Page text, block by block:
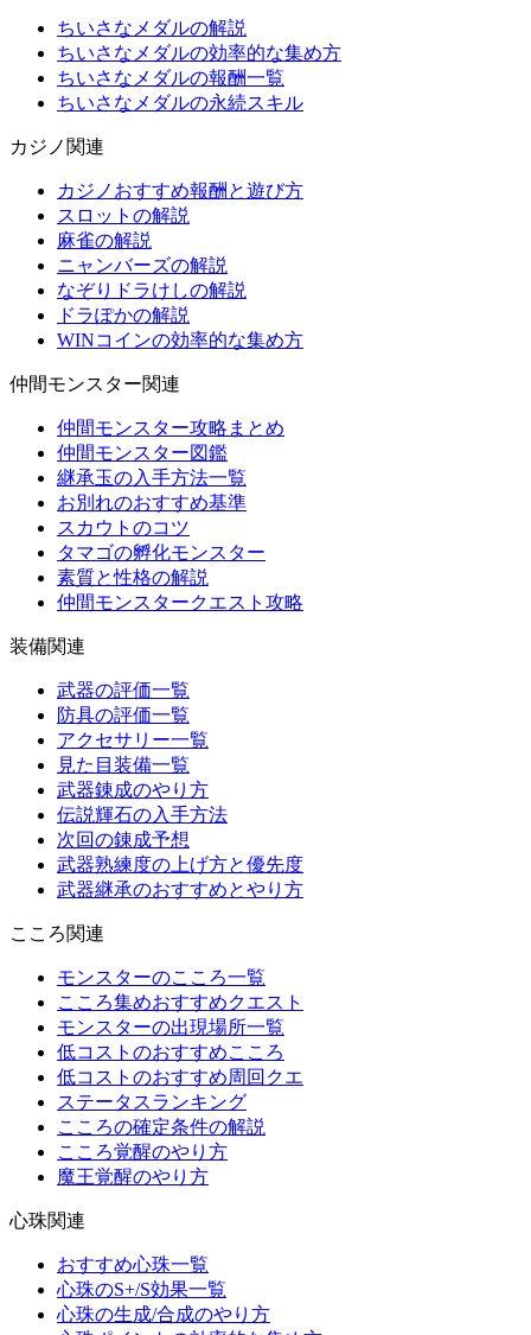
ちいさなメダルの解説
ちいさなメダルの効率的な集め方
ちいさなメダルの報酬一覧
ちいさなメダルの永続スキル
カジノ関連
カジノおすすめ報酬と遊び方
スロットの解説
麻雀の解説
ニャンバーズの解説
なぞりドラけしの解説
ドラぽかの解説
WINコインの効率的な集め方
仲間モンスター関連
仲間モンスター攻略まとめ
仲間モンスター図鑑
継承玉の入手方法一覧
お別れのおすすめ基準
スカウトのコツ
タマゴの孵化モンスター
素質と性格の解説
仲間モンスタークエスト攻略
装備関連
武器の評価一覧
防具の評価一覧
アクセサリー一覧
見た目装備一覧
武器錬成のやり方
伝説輝石の入手方法
次回の錬成予想
武器熟練度の上げ方と優先度
武器継承のおすすめとやり方
こころ関連
モンスターのこころ一覧
こころ集めおすすめクエスト
モンスターの出現場所一覧
低コストのおすすめこころ
低コストのおすすめ周回クエ
ステータスランキング
こころの確定条件の解説
こころ覚醒のやり方
魔王覚醒のやり方
心珠関連
おすすめ心珠一覧
心珠のS+/S効果一覧
心珠の生成/合成のやり方